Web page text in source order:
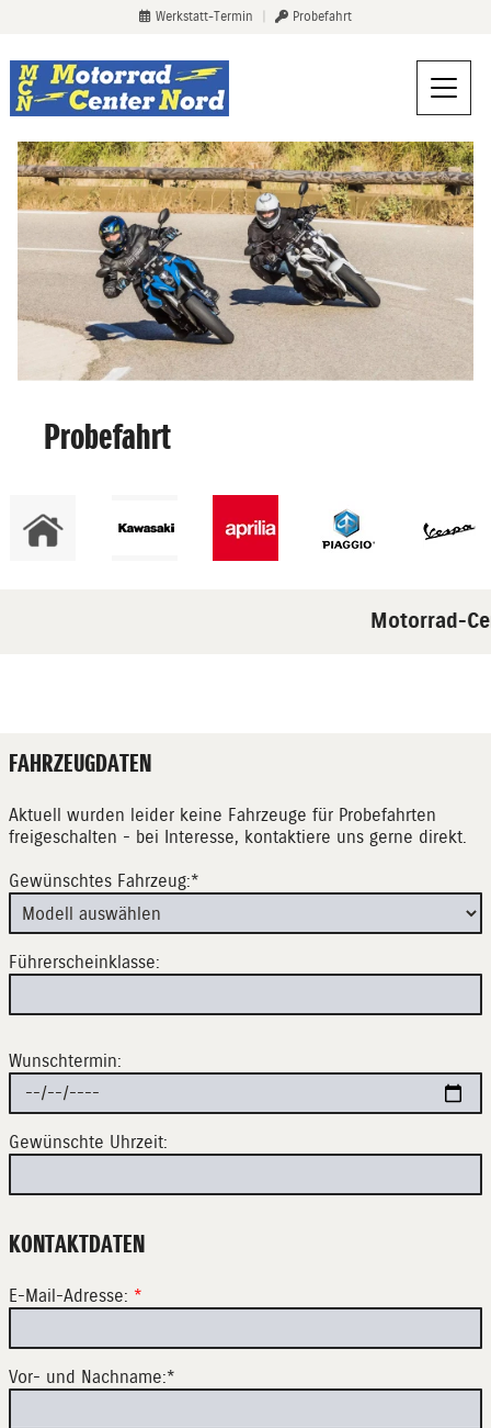
Werkstatt-Termin Probefahrt
Probefahrt
Motorrad-
FAHRZEUGDATEN
Aktuell wurden leider keine Fahrzeuge für Probefahrten
freigeschalten - bei Interesse, kontaktiere uns gerne direkt.
Gewünschtes Fahrzeug:*
Führerscheinklasse:
Wunschtermin:
Gewünschte Uhrzeit:
KONTAKTDATEN
E-Mail-Adresse: *
Vor- und Nachname:*